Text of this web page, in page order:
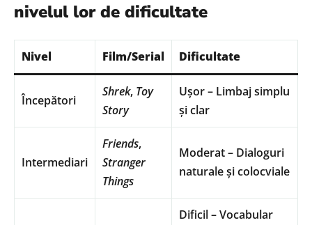
nivelul lor de dificultate
Nivel Film/Serial Dificultate
Începători
Shrek, Toy
Story
Ușor – Limbaj simplu
și clar
Intermediari
Friends,
Stranger
Things
Moderat – Dialoguri
naturale și colocviale
Dificil – Vocabular